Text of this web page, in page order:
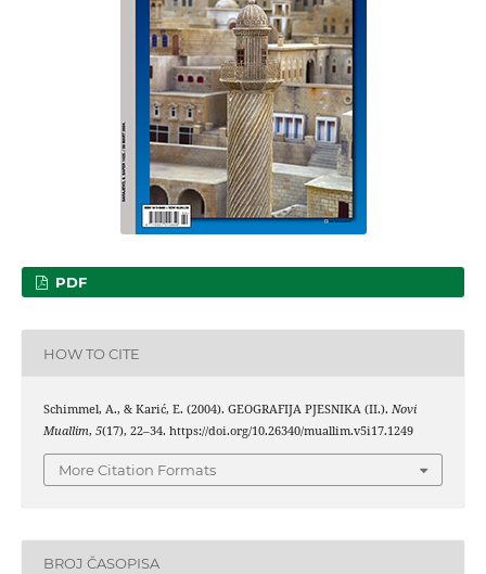
PDF
HOW TO CITE
Schimmel, A., & Karić, E. (2004). GEOGRAFIJA PJESNIKA (II.). Novi
Muallim, 5(17), 22–34. https://doi.org/10.26340/muallim.v5i17.1249
More Citation Formats
BROJ ČASOPISA